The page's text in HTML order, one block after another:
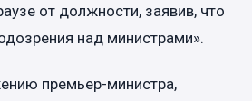
от должности, заявив, что
над министрами».
премьер-министра,